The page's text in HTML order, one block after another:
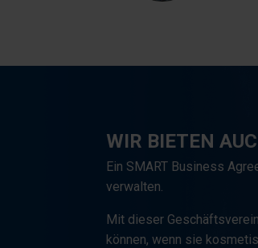
WIR BIETEN
Ein SMART Business
verwalten.
Mit dieser
können, wenn sie